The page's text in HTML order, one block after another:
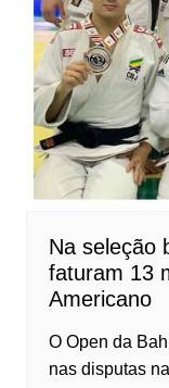
Na seleção
faturam 13
Americano
O Open da
nas disputas